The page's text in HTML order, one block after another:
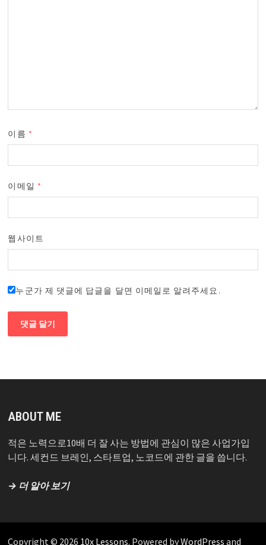
이름 *
이메일 *
웹사이트
누군가 제 댓글에 답글을 달면 이메일로 알려주세요.
ABOUT ME
적은 노력으로10배 더 잘 사는 방법에 관심이 많은 사업가입
니다. 세컨드 브레인, 스타트업, 노코드에 관한 글을 씁니다.
→ 더 알아 보기
Copyright © 2026 10x Lessons. Powered byWordPress and